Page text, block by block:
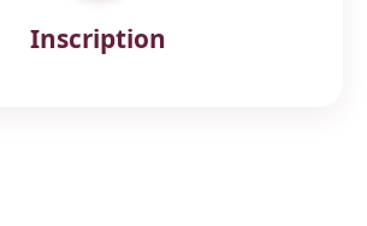
Inscription